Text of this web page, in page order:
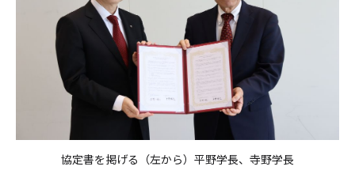
協定書を掲げる（左から）平野学長、寺野学長